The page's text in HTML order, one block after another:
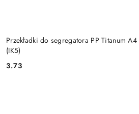
Przekładki do segregatora PP Titanum
(IK5)
Cena:
3.73